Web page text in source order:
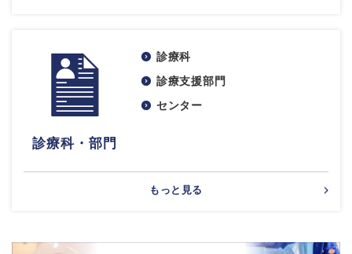
診療科・部門
診療科
診療支援部門
センター
もっと見る